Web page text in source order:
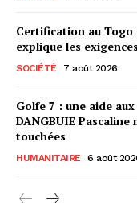
Certification au Togo
explique les
SOCIÉTÉ 7 août 2026
Golfe 7 : une aide
DANGBUIE
touchées
HUMANITAIRE 6 août